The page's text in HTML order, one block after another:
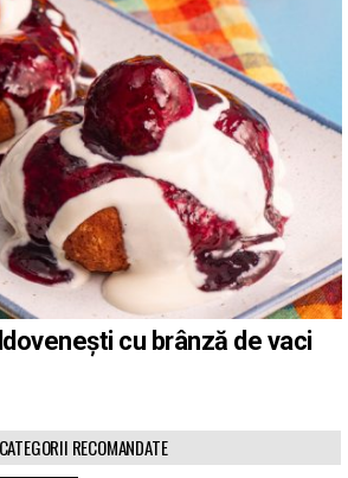
cu brânză de vaci
CATEGORII RECOMANDATE